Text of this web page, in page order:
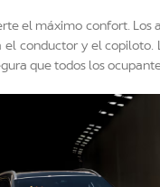
el máximo confort. Los
conductor y el
que todos los